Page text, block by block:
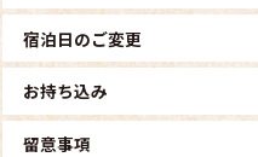
宿泊日のご変更
お持ち込み
留意事項